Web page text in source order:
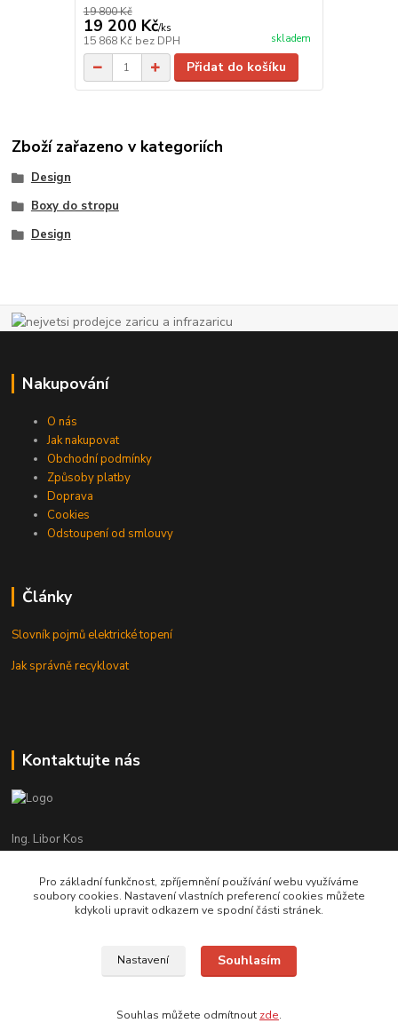
19 800 Kč
19 200 Kč/ks
15 868 Kč bez DPH skladem
Přidat do košíku
Zboží zařazeno v kategoriích
Design
Boxy do stropu
Design
Nakupování
O nás
Jak nakupovat
Obchodní podmínky
Způsoby platby
Doprava
Cookies
Odstoupení od smlouvy
Články
Slovník pojmů elektrické topení
Jak správně recyklovat
Kontaktujte nás
Ing. Libor Kos
+420 601 555 225
(Po-Pá: 8-17:00 hod.)
info@infrasystemy.cz
infrasystémy s.r.o. 2012-2019
Pro základní funkčnost, zpříjemnění používání webu využíváme
soubory cookies. Nastavení vlastních preferencí cookies můžete
kdykoli upravit odkazem ve spodní části stránek.
Nastavení Souhlasím
Souhlas můžete odmítnout zde.